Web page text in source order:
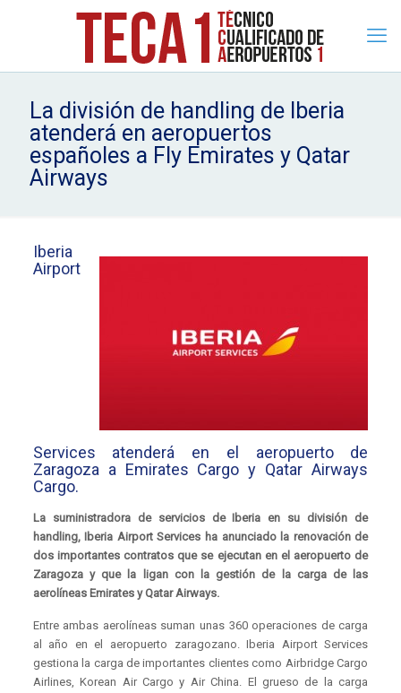
La división de handling de Iberia
atenderá en aeropuertos
españoles a Fly Emirates y Qatar
Airways
Iberia
Airport
Services atenderá en el aeropuerto de
Zaragoza a Emirates Cargo y Qatar Airways
Cargo.
La suministradora de servicios de Iberia en su división de
handling, Iberia Airport Services ha anunciado la renovación de
dos importantes contratos que se ejecutan en el aeropuerto de
Zaragoza y que la ligan con la gestión de la carga de las
aerolíneas Emirates y Qatar Airways.
Entre ambas aerolíneas suman unas 360 operaciones de carga
al año en el aeropuerto zaragozano. Iberia Airport Services
gestiona la carga de importantes clientes como Airbridge Cargo
Airlines, Korean Air Cargo y Air China. El grueso de la carga